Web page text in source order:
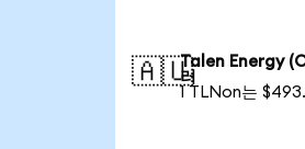
🇦🇺Talen Energy
러
1 TLNon는